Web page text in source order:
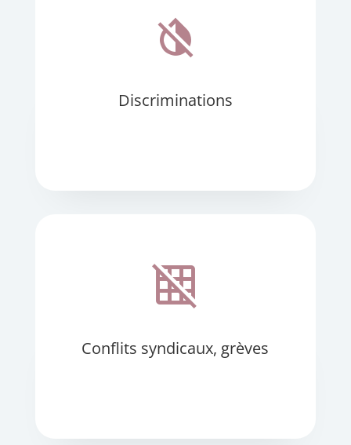
invert_colors_off
Discriminations
grid_off
Conflits syndicaux, grèves